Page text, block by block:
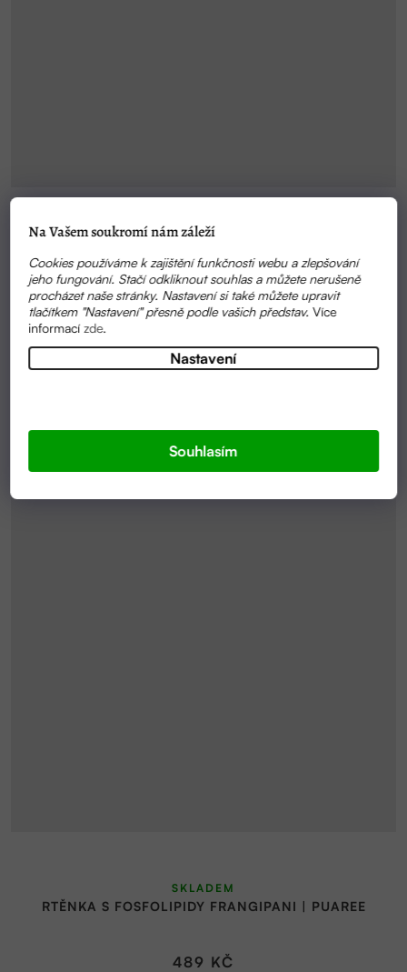
Na Vašem soukromí nám záleží
Cookies používáme k zajištění funkčnosti webu a zlepšování
jeho fungování. Stačí odkliknout souhlas a můžete nerušeně
procházet naše stránky. Nastavení si také můžete upravit
tlačítkem "Nastavení" přesně podle vašich představ.Více
informacízde.
Nastavení
Souhlasím
RTĚNKA S FOSFOLIPIDY RED ROSE | PUAREE
489 KČ
RTĚNKA S FOSFOLIPIDY FRANGIPANI | PUAREE
SKLADEM
489 KČ